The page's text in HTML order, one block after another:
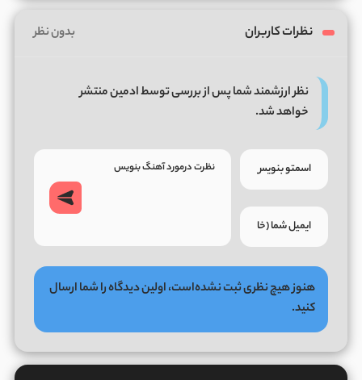
نظرات کاربران بدون نظر
نظر ارزشمند شما پس از بررسی توسط ادمین منتشر
خواهد شد.
هنوز هیچ نظری ثبت نشده‌است، اولین دیدگاه را شما ارسال
کنید.